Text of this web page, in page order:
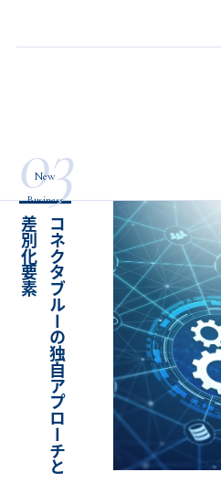
03
New
Business
コ
ネ
ク
タ
ブ
ル
ー
の
独
自
ア
プ
ロ
ー
チ
と
差
別
化
要
素